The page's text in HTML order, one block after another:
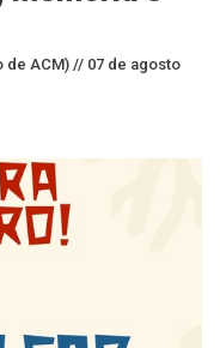
de ACM) // 07 de agosto